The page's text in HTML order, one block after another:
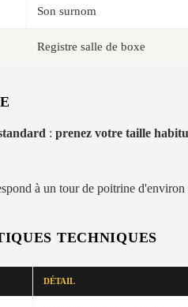
Son surnom
Registre salle de boxe
: prenez votre taille
à un tour de poitrine
TECHNIQUES
DÉTAIL